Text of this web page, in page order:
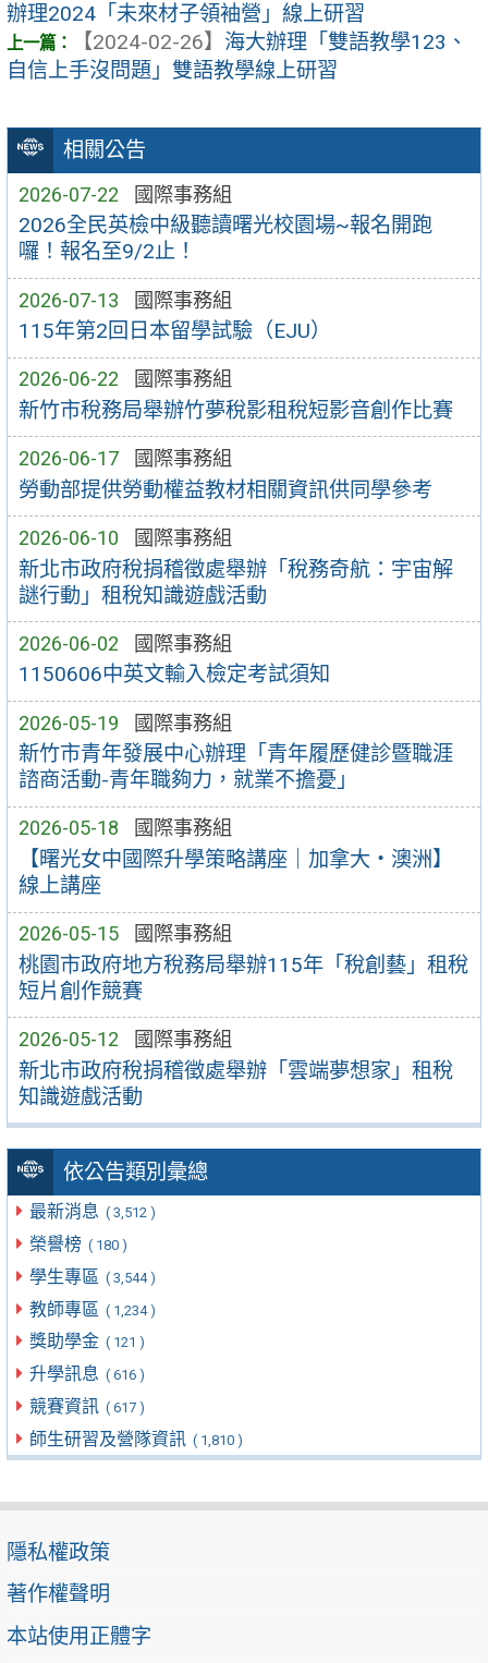
相關公告
2026-07-22 國際事務組
2026全民英檢中級聽讀曙光校園場~報名開跑
囉！報名至9/2止！
2026-07-13 國際事務組
115年第2回日本留學試驗（EJU）
2026-06-22 國際事務組
新竹市稅務局舉辦竹夢稅影租稅短影音創作比賽
2026-06-17 國際事務組
勞動部提供勞動權益教材相關資訊供同學參考
2026-06-10 國際事務組
新北市政府稅捐稽徵處舉辦「稅務奇航：宇宙解
謎行動」租稅知識遊戲活動
2026-06-02 國際事務組
1150606中英文輸入檢定考試須知
2026-05-19 國際事務組
新竹市青年發展中心辦理「青年履歷健診暨職涯
諮商活動-青年職夠力，就業不擔憂」
2026-05-18 國際事務組
【曙光女中國際升學策略講座｜加拿大・澳洲】
線上講座
2026-05-15 國際事務組
桃園市政府地方稅務局舉辦115年「稅創藝」租稅
短片創作競賽
2026-05-12 國際事務組
新北市政府稅捐稽徵處舉辦「雲端夢想家」租稅
知識遊戲活動
依公告類別彙總
最新消息 ( 3,512 )
榮譽榜 ( 180 )
學生專區 ( 3,544 )
教師專區 ( 1,234 )
獎助學金 ( 121 )
升學訊息 ( 616 )
競賽資訊 ( 617 )
師生研習及營隊資訊 ( 1,810 )
辦理2024「未來材子領袖營」線上研習
【2024-02-26】 海大辦理「雙語教學123、
自信上手沒問題」雙語教學線上研習
隱私權政策
著作權聲明
本站使用正體字